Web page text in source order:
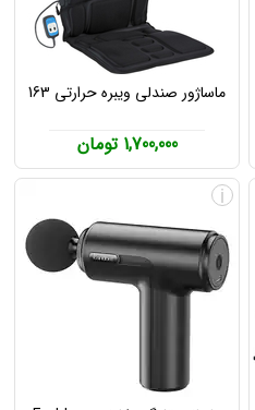
ماساژور صندلی ویبره حرارتی 163
1,700,000 تومان
i